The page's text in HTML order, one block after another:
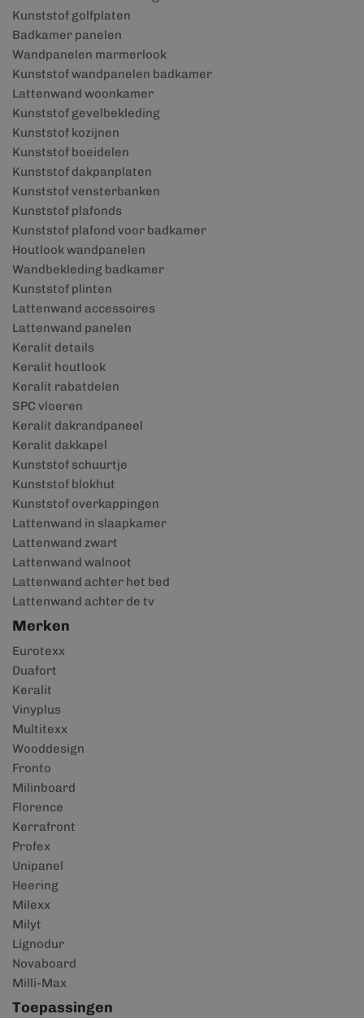
Kunststof golfplaten
Badkamer panelen
Wandpanelen marmerlook
Kunststof wandpanelen badkamer
Lattenwand woonkamer
Kunststof gevelbekleding
Kunststof kozijnen
Kunststof boeidelen
Kunststof dakpanplaten
Kunststof vensterbanken
Kunststof plafonds
Kunststof plafond voor badkamer
Houtlook wandpanelen
Wandbekleding badkamer
Kunststof plinten
Lattenwand accessoires
Lattenwand panelen
Keralit details
Keralit houtlook
Keralit rabatdelen
SPC vloeren
Keralit dakrandpaneel
Keralit dakkapel
Kunststof schuurtje
Kunststof blokhut
Kunststof overkappingen
Lattenwand in slaapkamer
Lattenwand zwart
Lattenwand walnoot
Lattenwand achter het bed
Lattenwand achter de tv
Merken
Eurotexx
Duafort
Keralit
Vinyplus
Multitexx
Wooddesign
Fronto
Milinboard
Florence
Kerrafront
Profex
Unipanel
Heering
Milexx
Milyt
Lignodur
Novaboard
Milli-Max
Toepassingen